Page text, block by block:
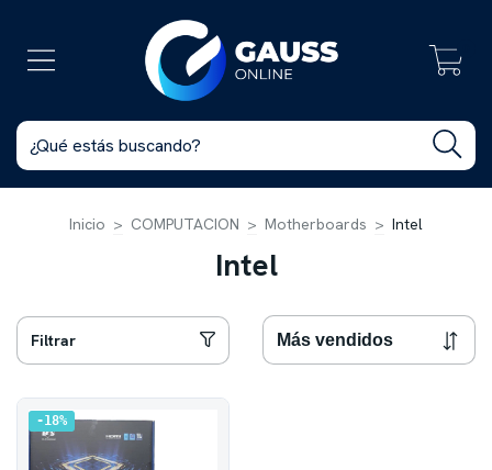
Inicio > COMPUTACION > Motherboards > Intel
Intel
Filtrar
18%